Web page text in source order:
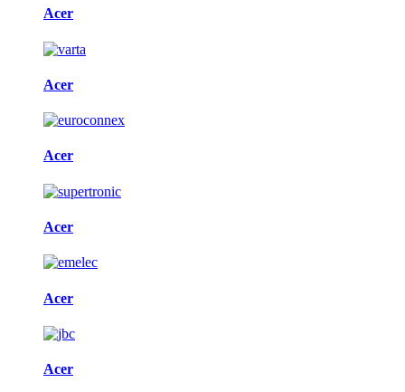
Acer
Acer
Acer
Acer
Acer
Acer